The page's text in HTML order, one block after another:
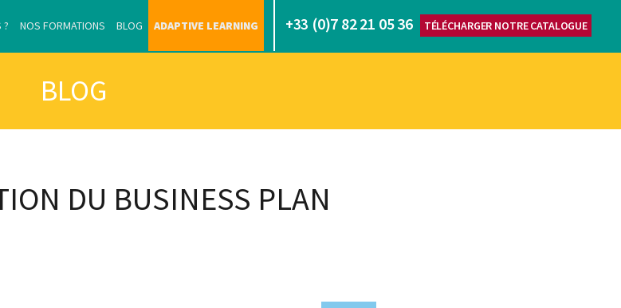
+33 (0)7 82 21 05 36 TÉLÉCHARGER NOTRE CATALOGUE
? NOS FORMATIONS BLOG ADAPTIVE LEARNING
BLOG
DU BUSINESS PLAN